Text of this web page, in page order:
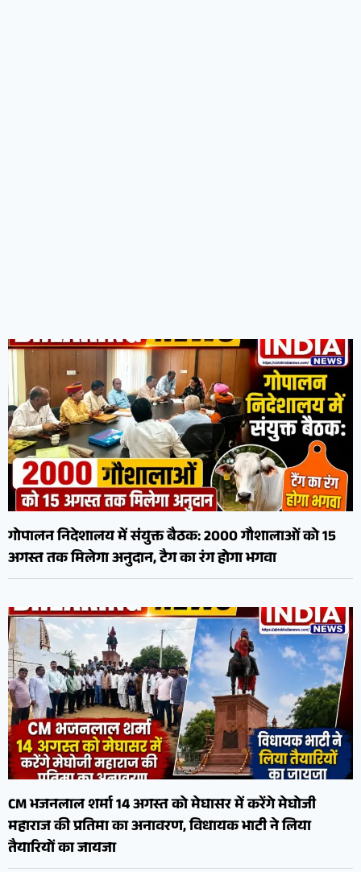
गोपालन निदेशालय में संयुक्त बैठक: 2000 गौशालाओं को 15
अगस्त तक मिलेगा अनुदान, टैग का रंग होगा भगवा
CM भजनलाल शर्मा 14 अगस्त को मेघासर में करेंगे मेघोजी
महाराज की प्रतिमा का अनावरण, विधायक भाटी ने लिया
तैयारियों का जायजा